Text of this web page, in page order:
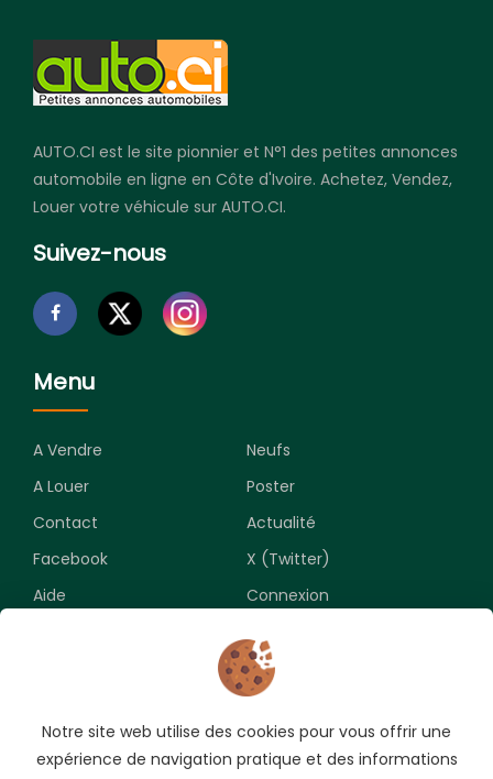
AUTO.CI est le site pionnier et N°1 des petites annonces
automobile en ligne en Côte d'Ivoire. Achetez, Vendez,
Louer votre véhicule sur AUTO.CI.
Suivez-nous
Menu
A Vendre
Neufs
A Louer
Poster
Contact
Actualité
Facebook
X (Twitter)
Aide
Connexion
Souscrivez pour recevoir les meilleures opportunités.
Notre site web utilise des cookies pour vous offrir une
expérience de navigation pratique et des informations